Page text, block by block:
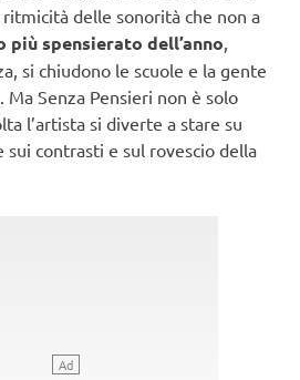
ritmicità delle sonorità che non a
più spensierato dell’anno
si chiudono le scuole e la gente
Senza Pensieri non è solo
l’artista si diverte a stare su
sui contrasti e sul rovescio della